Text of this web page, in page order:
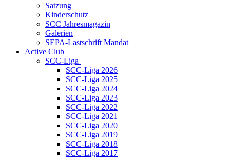
Satzung
Kinderschutz
SCC Jahresmagazin
Galerien
SEPA-Lastschrift Mandat
Active Club
SCC-Liga
SCC-Liga 2026
SCC-Liga 2025
SCC-Liga 2024
SCC-Liga 2023
SCC-Liga 2022
SCC-Liga 2021
SCC-Liga 2020
SCC-Liga 2019
SCC-Liga 2018
SCC-Liga 2017